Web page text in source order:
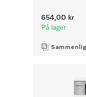
654,00 kr
På lager